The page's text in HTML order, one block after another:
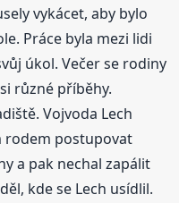
vykácet, aby bylo
Práce byla mezi lidi
úkol. Večer se rodiny
různé příběhy.
Vojvoda Lech
rodem postupovat
a pak nechal zapálit
kde se Lech usídlil.